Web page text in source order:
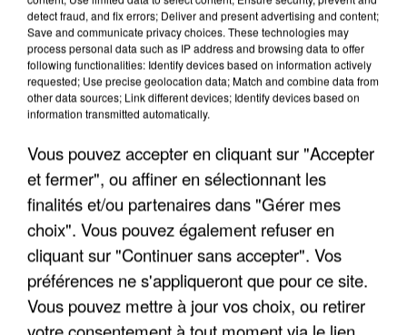
6 août 2026
Gabriel Attal et Raphaël Glucksmann visés par des
ingérences...
Sollicité, Sébastien Lecornu annonce un "travail
commun" avec les partis à la rentrée.
detect fraud, and fix errors; Deliver and present advertising and content;
Save and communicate privacy choices. These technologies may
process personal data such as IP address and browsing data to offer
following functionalities: Identify devices based on information actively
requested; Use precise geolocation data; Match and combine data from
other data sources; Link different devices; Identify devices based on
information transmitted automatically.
Vous pouvez accepter en cliquant sur "Accepter
et fermer", ou affiner en sélectionnant les
finalités et/ou partenaires dans "Gérer mes
choix". Vous pouvez également refuser en
cliquant sur "Continuer sans accepter". Vos
préférences ne s'appliqueront que pour ce site.
Vous pouvez mettre à jour vos choix, ou retirer